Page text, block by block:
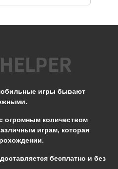
игры бывают
огромным количеством
играм, которая
бесплатно и без